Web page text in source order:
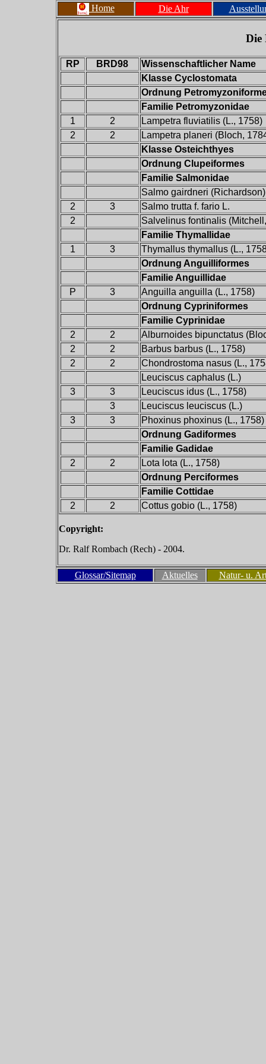
Home Die Ahr
Die
RP BRD98
Wissenschaftlicher Name
Klasse Cyclostomata
Ordnung
Familie Petromyzonidae
1
2
Lampetra fluviatilis (L., 1758)
2
2
Lampetra planeri (Bloch,
Klasse Osteichthyes
Ordnung Clupeiformes
Familie Salmonidae
Salmo gairdneri (Richardson)
2
3
Salmo trutta f. fario L.
2
Salvelinus fontinalis
Familie Thymallidae
1
3
Thymallus thymallus (L.,
Ordnung Anguilliformes
Familie Anguillidae
P
3
Anguilla anguilla (L., 1758)
Ordnung Cypriniformes
Familie Cyprinidae
2
2
Alburnoides bipunctatus
2
2
Barbus barbus (L., 1758)
2
2
Chondrostoma nasus (L.,
Leuciscus caphalus (L.)
3
3
Leuciscus idus (L., 1758)
3
Leuciscus leuciscus (L.)
3
3
Phoxinus phoxinus (L., 1758)
Ordnung Gadiformes
Familie Gadidae
2
2
Lota lota (L., 1758)
Ordnung Perciformes
Familie Cottidae
2
2 Cottus gobio (L., 1758)
Copyright:
Dr. Ralf Rombach (Rech) - 2004.
Glossar/Sitemap Aktuelles Natur- u.